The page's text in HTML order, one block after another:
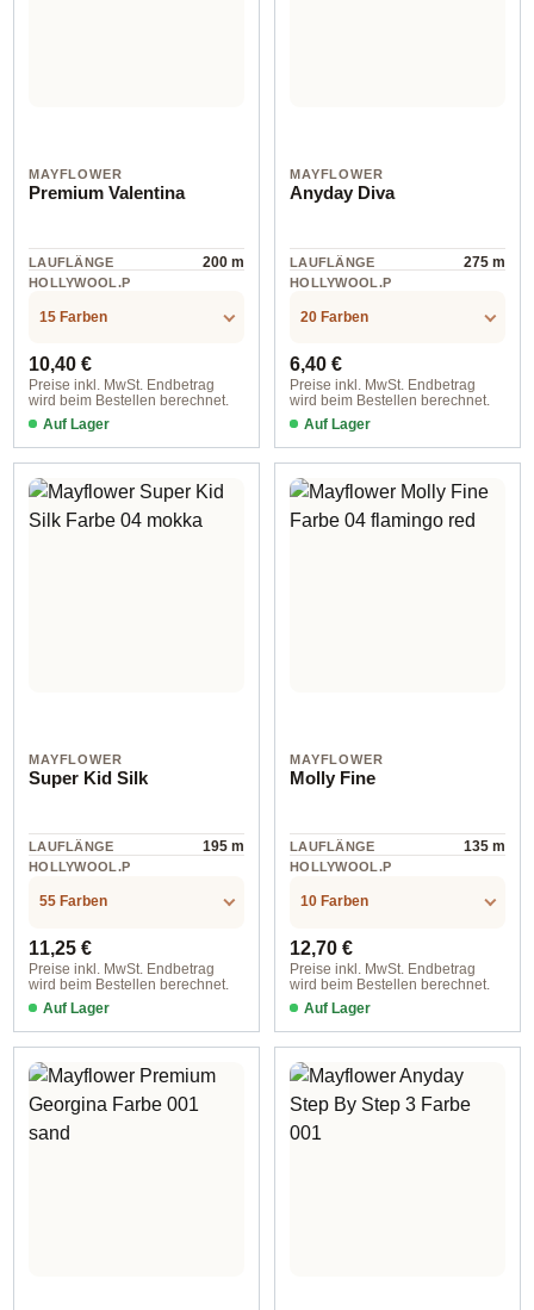
MAYFLOWER
Premium Valentina
LAUFLÄNGE 200 m
HOLLYWOOL.P
.LABEL.MATERI
15 Farben
Regulärer Preis:
10,40 €
Preise inkl. MwSt. Endbetrag
wird beim Bestellen berechnet.
Auf Lager
MAYFLOWER
Anyday Diva
LAUFLÄNGE 275 m
HOLLYWOOL.P
.LABEL.MATERI
20 Farben
Regulärer Preis:
6,40 €
Preise inkl. MwSt. Endbetrag
wird beim Bestellen berechnet.
Auf Lager
MAYFLOWER
Super Kid Silk
LAUFLÄNGE 195 m
HOLLYWOOL.P
.LABEL.MATERI
55 Farben
Regulärer Preis:
11,25 €
Preise inkl. MwSt. Endbetrag
wird beim Bestellen berechnet.
Auf Lager
MAYFLOWER
Molly Fine
LAUFLÄNGE 135 m
HOLLYWOOL.P
.LABEL.MATERI
10 Farben
Regulärer Preis:
12,70 €
Preise inkl. MwSt. Endbetrag
wird beim Bestellen berechnet.
Auf Lager